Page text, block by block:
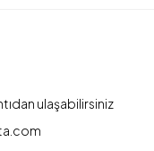
ulaşabilirsiniz